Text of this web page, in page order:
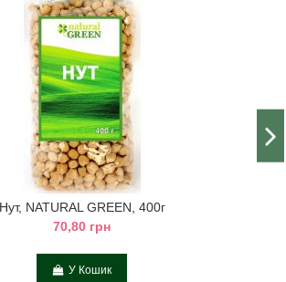
Нут, NATURAL GREEN, 400г
70,80 грн
У Кошик